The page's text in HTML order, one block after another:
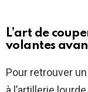
L’art de
volantes
Pour retrouver